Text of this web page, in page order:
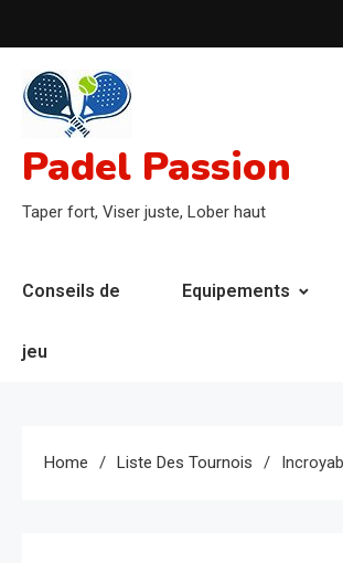
to
content
Padel Passion
Taper fort, Viser juste, Lober haut
Conseils de
jeu
Equipements
Home Liste Des Tournois